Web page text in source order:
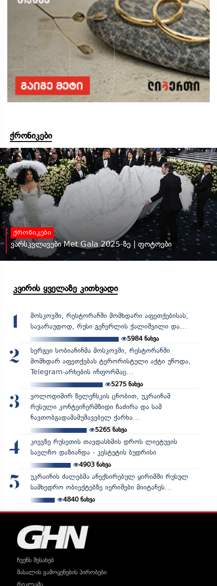
ქრონიკები
ქრონიკები
ვარსკვლავები Met Gala 2025-ზე | ფოტოები
კვირის ყველაზე კითხვადი
1
მოსკოვში, რესტორანში მომხდარი აფეთქებისას,
სავარაუდოდ, რუსი გენერლის ქალიშვილი და...
5984ნახვა
2
სერგეი სობიანინმა მოსკოვში, რესტორანში
მომხდარ აფეთქებას ტერორისტული აქტი უწოდა,
Telegram-არხების ინფორმაც...
5275ნახვა
3
ვოლოდიმირ ზელენსკის ცნობით, უკრაინამ
რუსული კონტეინერმზიდი ჩაძირა და სამ
ნავთობგადამამუშავებელ ქარხა...
5265ნახვა
4
კიევზე რუსეთის თავდასხმის დროს ლიეტუვის
საელჩო დაზიანდა - კესტუტის ბუდრისი
4903ნახვა
5
უკრაინის ძალებმა ანექსირებულ ყირიმში რუსულ
სამხედრო ობიექტებზე იერიშები მიიტანეს...
4840ნახვა
ჩვენს შესახებ
მასალის გამოყენების პირობები
რეკლამა